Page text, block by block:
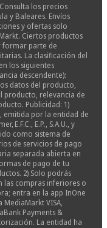
los precios
y Baleares. Envíos
y ofertas solo
Ciertos productos
formar parte de
La clasificación del
los siguientes
descendente):
datos del producto,
producto, relevancia de
Publicidad: 1)
emitida por la entidad de
E.F.C., E.P., S.A.U., y
como sistema de
de servicios de pago
separada abierta en
de pago de tu
2) Solo podrás
las compras inferiores o
entra en la app InOne
VISA,
Payments &
La entidad ha